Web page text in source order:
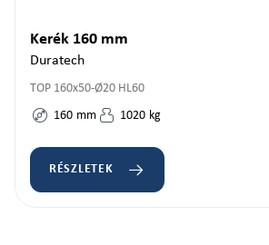
Kerék 160 mm
Duratech
TOP 160x50-Ø20 HL60
160 mm 1020 kg
RÉSZLETEK